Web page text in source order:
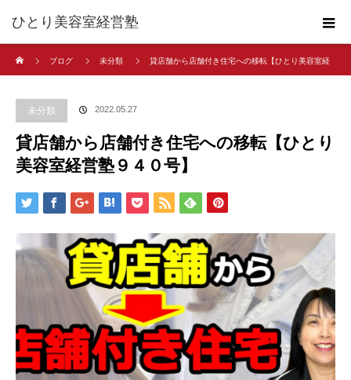
ひとり美容室経営塾
ブログ
未分類 貸店舗から店舗付き住宅への移転【ひとり美容室経
未分類 2022.05.27
貸店舗から店舗付き住宅への移転【ひとり
美容室経営塾９４０号】